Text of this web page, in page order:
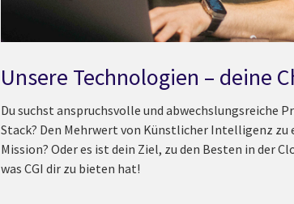
Unsere Technologien – deine
Du suchst anspruchsvolle und abwechslungsreiche
Stack? Den Mehrwert von Künstlicher Intelligenz zu
Mission? Oder es ist dein Ziel, zu den Besten in der
was CGI dir zu bieten hat!